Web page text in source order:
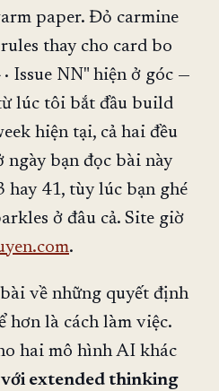
paper. Đỏ carmine
thay cho card bo
Issue NN" hiện ở góc —
lúc tôi bắt đầu build
hiện tại, cả hai đều
ngày bạn đọc bài này
hay 41, tùy lúc bạn ghé
ở đâu cả. Site giờ
.
về những quyết định
hơn là cách làm việc.
hai mô hình AI khác
với extended thinking